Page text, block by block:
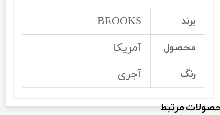
برند BROOKS
محصول آمریکا
رنگ آجری
مرتبط